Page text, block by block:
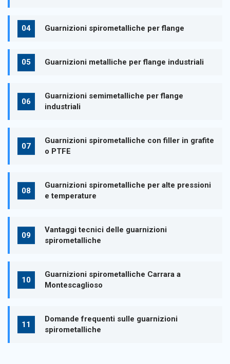
Guarnizioni spirometalliche per flange
Guarnizioni metalliche per flange industriali
Guarnizioni semimetalliche per flange
industriali
Guarnizioni spirometalliche con filler in grafite
o PTFE
Guarnizioni spirometalliche per alte pressioni
e temperature
Vantaggi tecnici delle guarnizioni
spirometalliche
Guarnizioni spirometalliche Carrara a
Montescaglioso
Domande frequenti sulle guarnizioni
spirometalliche